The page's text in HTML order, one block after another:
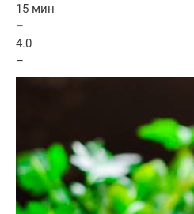
15 мин
–
4.0
–